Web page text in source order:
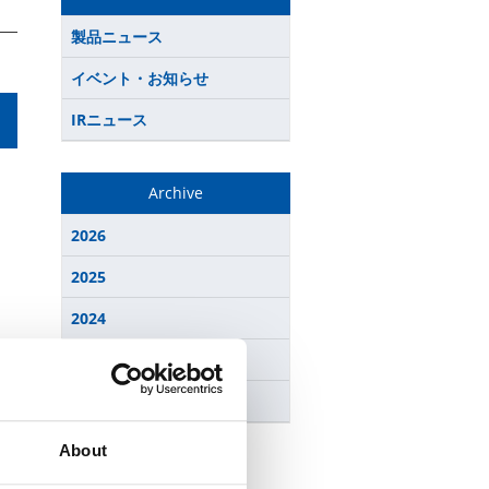
About
製品ニュース
イベント・お知らせ
IRニュース
Archive
2026
2025
2024